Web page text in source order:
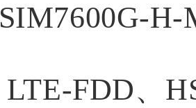
SIM7600G-H-
LTE-FDD、